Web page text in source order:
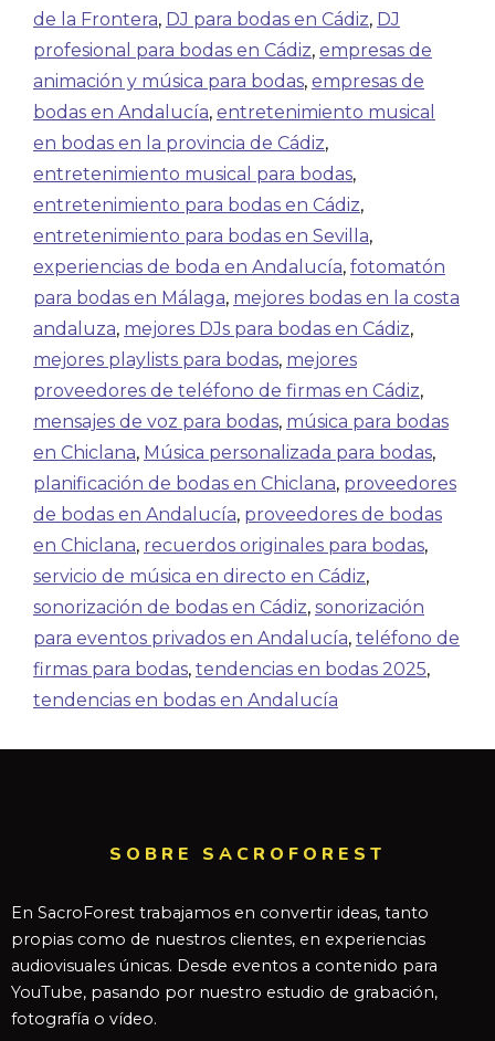
de la Frontera, DJ para bodas en Cádiz, DJ
profesional para bodas en Cádiz, empresas de
animación y música para bodas, empresas de
bodas en Andalucía, entretenimiento musical
en bodas en la provincia de Cádiz,
entretenimiento musical para bodas,
entretenimiento para bodas en Cádiz,
entretenimiento para bodas en Sevilla,
experiencias de boda en Andalucía, fotomatón
para bodas en Málaga, mejores bodas en la costa
andaluza, mejores DJs para bodas en Cádiz,
mejores playlists para bodas, mejores
proveedores de teléfono de firmas en Cádiz,
mensajes de voz para bodas, música para bodas
en Chiclana, Música personalizada para bodas,
planificación de bodas en Chiclana, proveedores
de bodas en Andalucía, proveedores de bodas
en Chiclana, recuerdos originales para bodas,
servicio de música en directo en Cádiz,
sonorización de bodas en Cádiz, sonorización
para eventos privados en Andalucía, teléfono de
firmas para bodas, tendencias en bodas 2025,
tendencias en bodas en Andalucía
SOBRE SACROFOREST
En SacroForest trabajamos en convertir ideas, tanto
propias como de nuestros clientes, en experiencias
audiovisuales únicas. Desde eventos a contenido para
YouTube, pasando por nuestro estudio de grabación,
fotografía o vídeo.